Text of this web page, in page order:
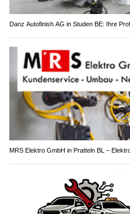
Danz Autofinish AG in Studen BE: Ihre
MRS Elektro GmbH in Pratteln BL –